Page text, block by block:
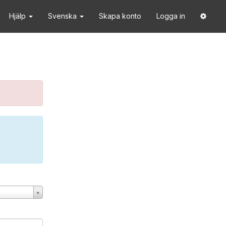
Hjälp Svenska Skapa konto Logga in